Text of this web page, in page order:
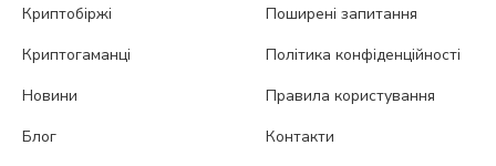
Криптобіржі
Криптогаманці
Новини
Блог
Поширені запитання
Політика конфіденційності
Правила користування
Контакти